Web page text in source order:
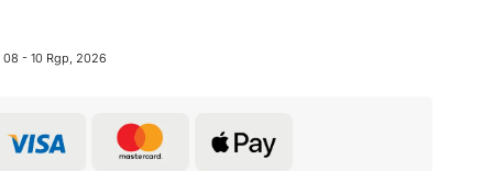
08 - 10 Rgp, 2026